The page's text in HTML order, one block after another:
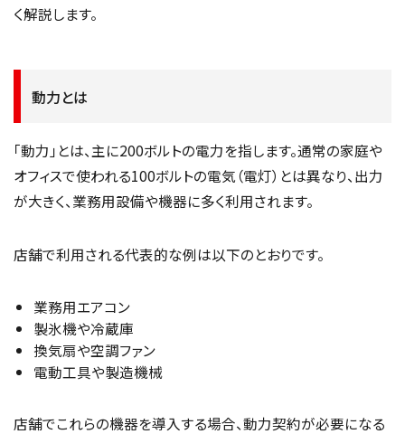
く解説します。
動力とは
「動力」とは、主に200ボルトの電力を指します。通常の家庭や
オフィスで使われる100ボルトの電気（電灯）とは異なり、出力
が大きく、業務用設備や機器に多く利用されます。
店舗で利用される代表的な例は以下のとおりです。
業務用エアコン
製氷機や冷蔵庫
換気扇や空調ファン
電動工具や製造機械
店舗でこれらの機器を導入する場合、動力契約が必要になる